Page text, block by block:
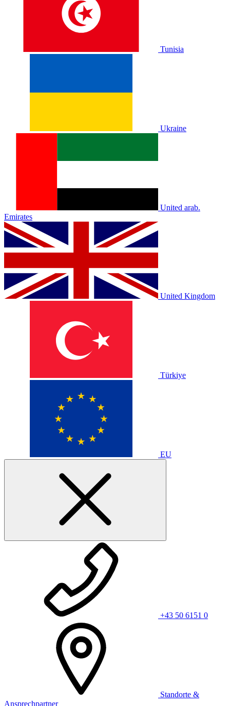
Tunisia
Ukraine
United arab.
Emirates
United Kingdom
Türkiye
EU
+43 50 6151 0
Standorte &
Ansprechpartner